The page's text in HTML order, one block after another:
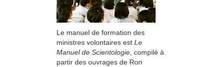
Le manuel de formation des
ministres volontaires est Le
Manuel de Scientologie , compilé à
partir des ouvrages de Ron